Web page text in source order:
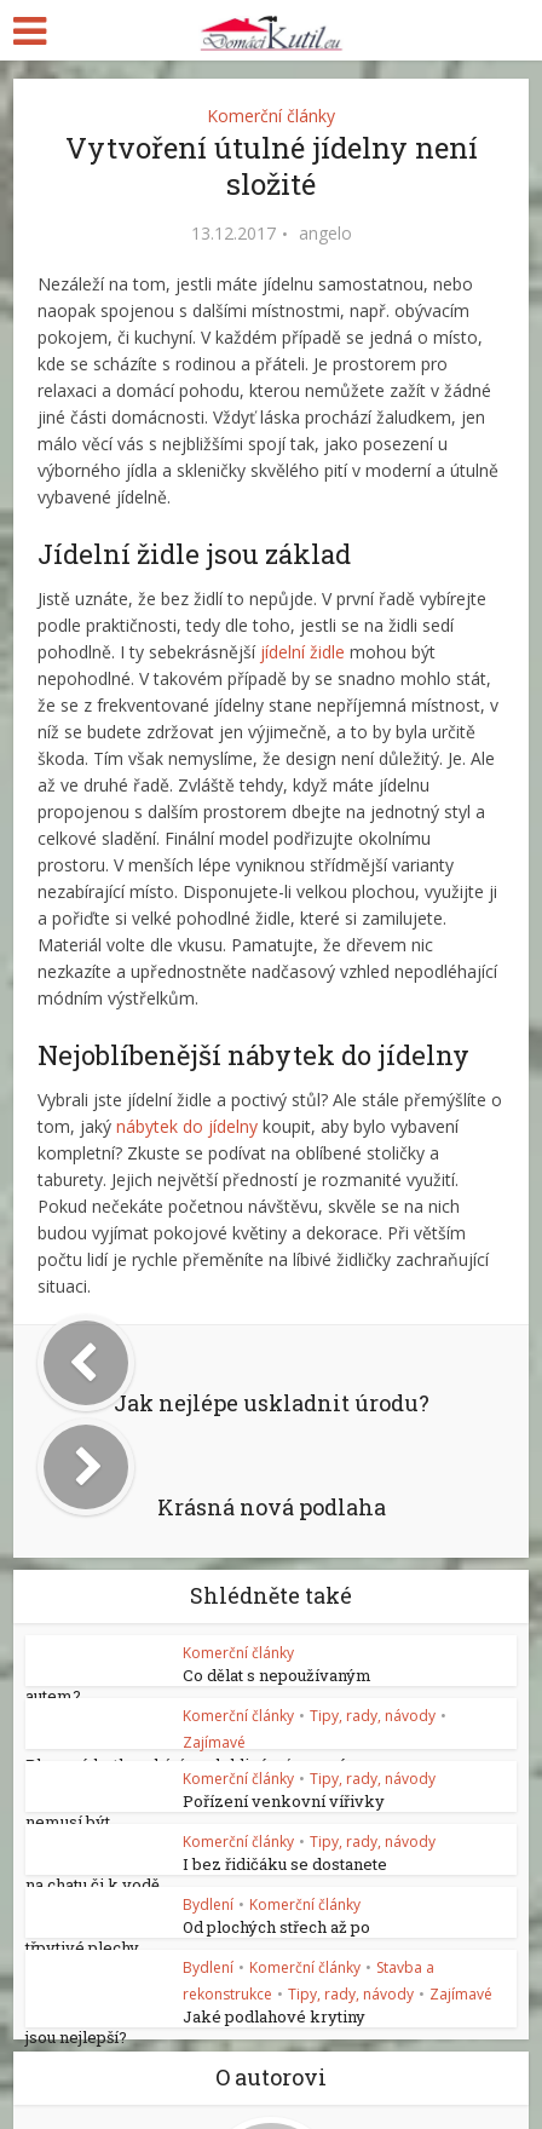
Komerční články
Vytvoření útulné jídelny není
složité
13.12.2017 angelo
Nezáleží na tom, jestli máte jídelnu samostatnou, nebo
naopak spojenou s dalšími místnostmi, např. obývacím
pokojem, či kuchyní. V každém případě se jedná o místo,
kde se scházíte s rodinou a přáteli. Je prostorem pro
relaxaci a domácí pohodu, kterou nemůžete zažít v žádné
jiné části domácnosti. Vždyť láska prochází žaludkem, jen
málo věcí vás s nejbližšími spojí tak, jako posezení u
výborného jídla a skleničky skvělého pití v moderní a útulně
vybavené jídelně.
Jídelní židle jsou základ
Jistě uznáte, že bez židlí to nepůjde. V první řadě vybírejte
podle praktičnosti, tedy dle toho, jestli se na židli sedí
pohodlně. I ty sebekrásnější jídelní židle mohou být
nepohodlné. V takovém případě by se snadno mohlo stát,
že se z frekventované jídelny stane nepříjemná místnost, v
níž se budete zdržovat jen výjimečně, a to by byla určitě
škoda. Tím však nemyslíme, že design není důležitý. Je. Ale
až ve druhé řadě. Zvláště tehdy, když máte jídelnu
propojenou s dalším prostorem dbejte na jednotný styl a
celkové sladění. Finální model podřizujte okolnímu
prostoru. V menších lépe vyniknou střídmější varianty
nezabírající místo. Disponujete-li velkou plochou, využijte ji
a pořiďte si velké pohodlné židle, které si zamilujete.
Materiál volte dle vkusu. Pamatujte, že dřevem nic
nezkazíte a upřednostněte nadčasový vzhled nepodléhající
módním výstřelkům.
Nejoblíbenější nábytek do jídelny
Vybrali jste jídelní židle a poctivý stůl? Ale stále přemýšlíte o
tom, jakýnábytek do jídelny koupit, aby bylo vybavení
kompletní? Zkuste se podívat na oblíbené stoličky a
taburety. Jejich největší předností je rozmanité využití.
Pokud nečekáte početnou návštěvu, skvěle se na nich
budou vyjímat pokojové květiny a dekorace. Při větším
počtu lidí je rychle přeměníte na líbivé židličky zachraňující
situaci.
Jak nejlépe uskladnit úrodu?
Krásná nová podlaha
Shlédněte také
Komerční články
Co dělat s nepoužívaným
autem?
Komerční články • Tipy, rady, návody •
Zajímavé
Plynové kotle nabízí spolehlivé a úsporné...
Komerční články • Tipy, rady, návody
Pořízení venkovní vířivky
nemusí být...
Komerční články • Tipy, rady, návody
I bez řidičáku se dostanete
na chatu či k vodě
Bydlení • Komerční články
Od plochých střech až po
třpytivé plechy
Bydlení • Komerční články • Stavba a
rekonstrukce • Tipy, rady, návody • Zajímavé
Jaké podlahové krytiny
jsou nejlepší?
O autorovi